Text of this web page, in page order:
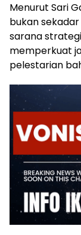
Menurut Sari
bukan
sarana
memperkuat
pelestarian